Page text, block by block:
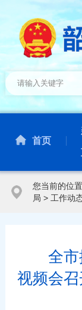
首页
您当前的位置
局 > 工作动
全
视频会